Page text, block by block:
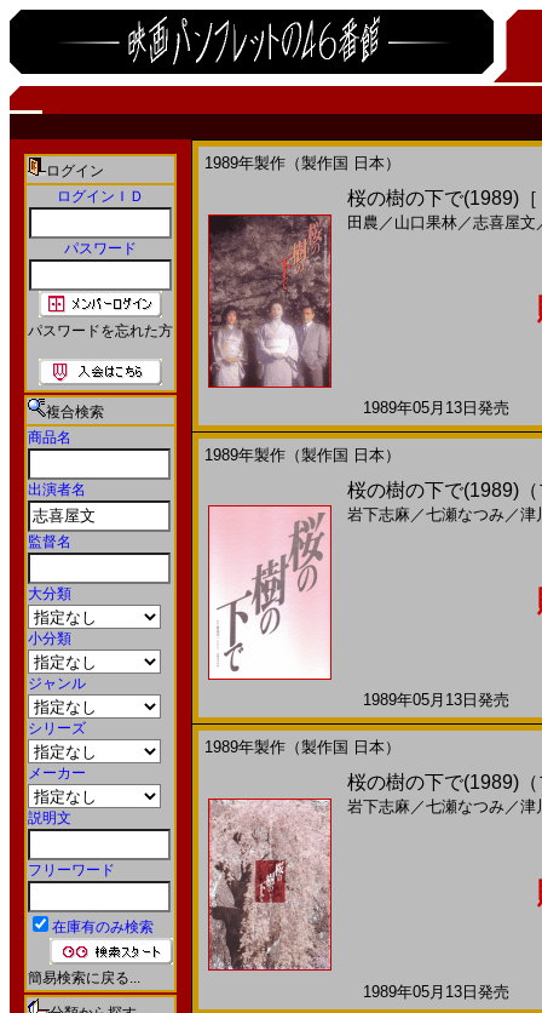
ログイン
ログインＩＤ
パスワード
パスワードを忘れた方
複合検索
商品名
出演者名
監督名
大分類
小分類
ジャンル
シリーズ
メーカー
説明文
フリーワード
在庫有のみ検索
簡易検索に戻る...
1989年製作（製作国 日本）
桜の樹の下で(1989)
田農 ／ 山口果林／志喜屋文
1989年05月13日発売
1989年製作（製作国 日本）
桜の樹の下で(1989)
岩下志麻 ／七瀬なつみ／津
1989年05月13日発売
1989年製作（製作国 日本）
桜の樹の下で(1989)
岩下志麻 ／七瀬なつみ／津
1989年05月13日発売